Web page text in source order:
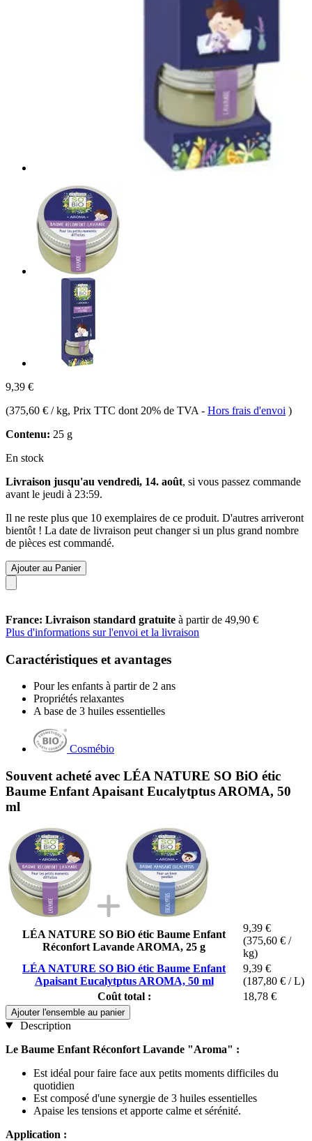
9,39 €
(375,60 € / kg, Prix TTC dont 20% de TVA - Hors frais d'envoi )
Contenu: 25 g
En stock
Livraison jusqu'au vendredi, 14. août, si vous passez commande
avant le jeudi à 23:59.
Il ne reste plus que 10 exemplaires de ce produit. D'autres arriveront
bientôt ! La date de livraison peut changer si un plus grand nombre
de pièces est commandé.
Ajouter au Panier
France: Livraison standard gratuite à partir de 49,90 €
Plus d'informations sur l'envoi et la livraison
Caractéristiques et avantages
Pour les enfants à partir de 2 ans
Propriétés relaxantes
A base de 3 huiles essentielles
Cosmébio
Souvent acheté avec LÉA NATURE SO BiO étic
Baume Enfant Apaisant Eucalytptus AROMA, 50
ml
LÉA NATURE SO BiO étic Baume Enfant
Réconfort Lavande AROMA, 25 g
9,39 €
(375,60 € /
kg)
LÉA NATURE SO BiO étic Baume Enfant
Apaisant Eucalytptus AROMA, 50 ml
9,39 €
(187,80 € / L)
Coût total :
18,78 €
Ajouter l'ensemble au panier
Description
Le Baume Enfant Réconfort Lavande "Aroma" :
Est idéal pour faire face aux petits moments difficiles du
quotidien
Est composé d'une synergie de 3 huiles essentielles
Apaise les tensions et apporte calme et sérénité.
Application :